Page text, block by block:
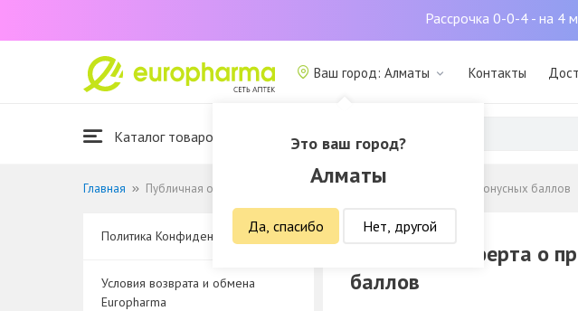
Рассрочка 0-0-4 - на 4
Ваш город: Алматы
Это ваш город?
Алматы
Да, спасибо Нет, другой
Контакты
Каталог товаров
Главная Публичная оферта о программе лояльности и использовании бонусных баллов
Политика Конфиденциальности
Условия возврата и обмена
Europharma
Публичная оферта о
баллов